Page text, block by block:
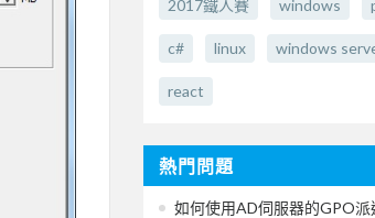
2017鐵人賽 windows
c# linux windows
react
熱門問題
如何使用AD伺服器的GPO派